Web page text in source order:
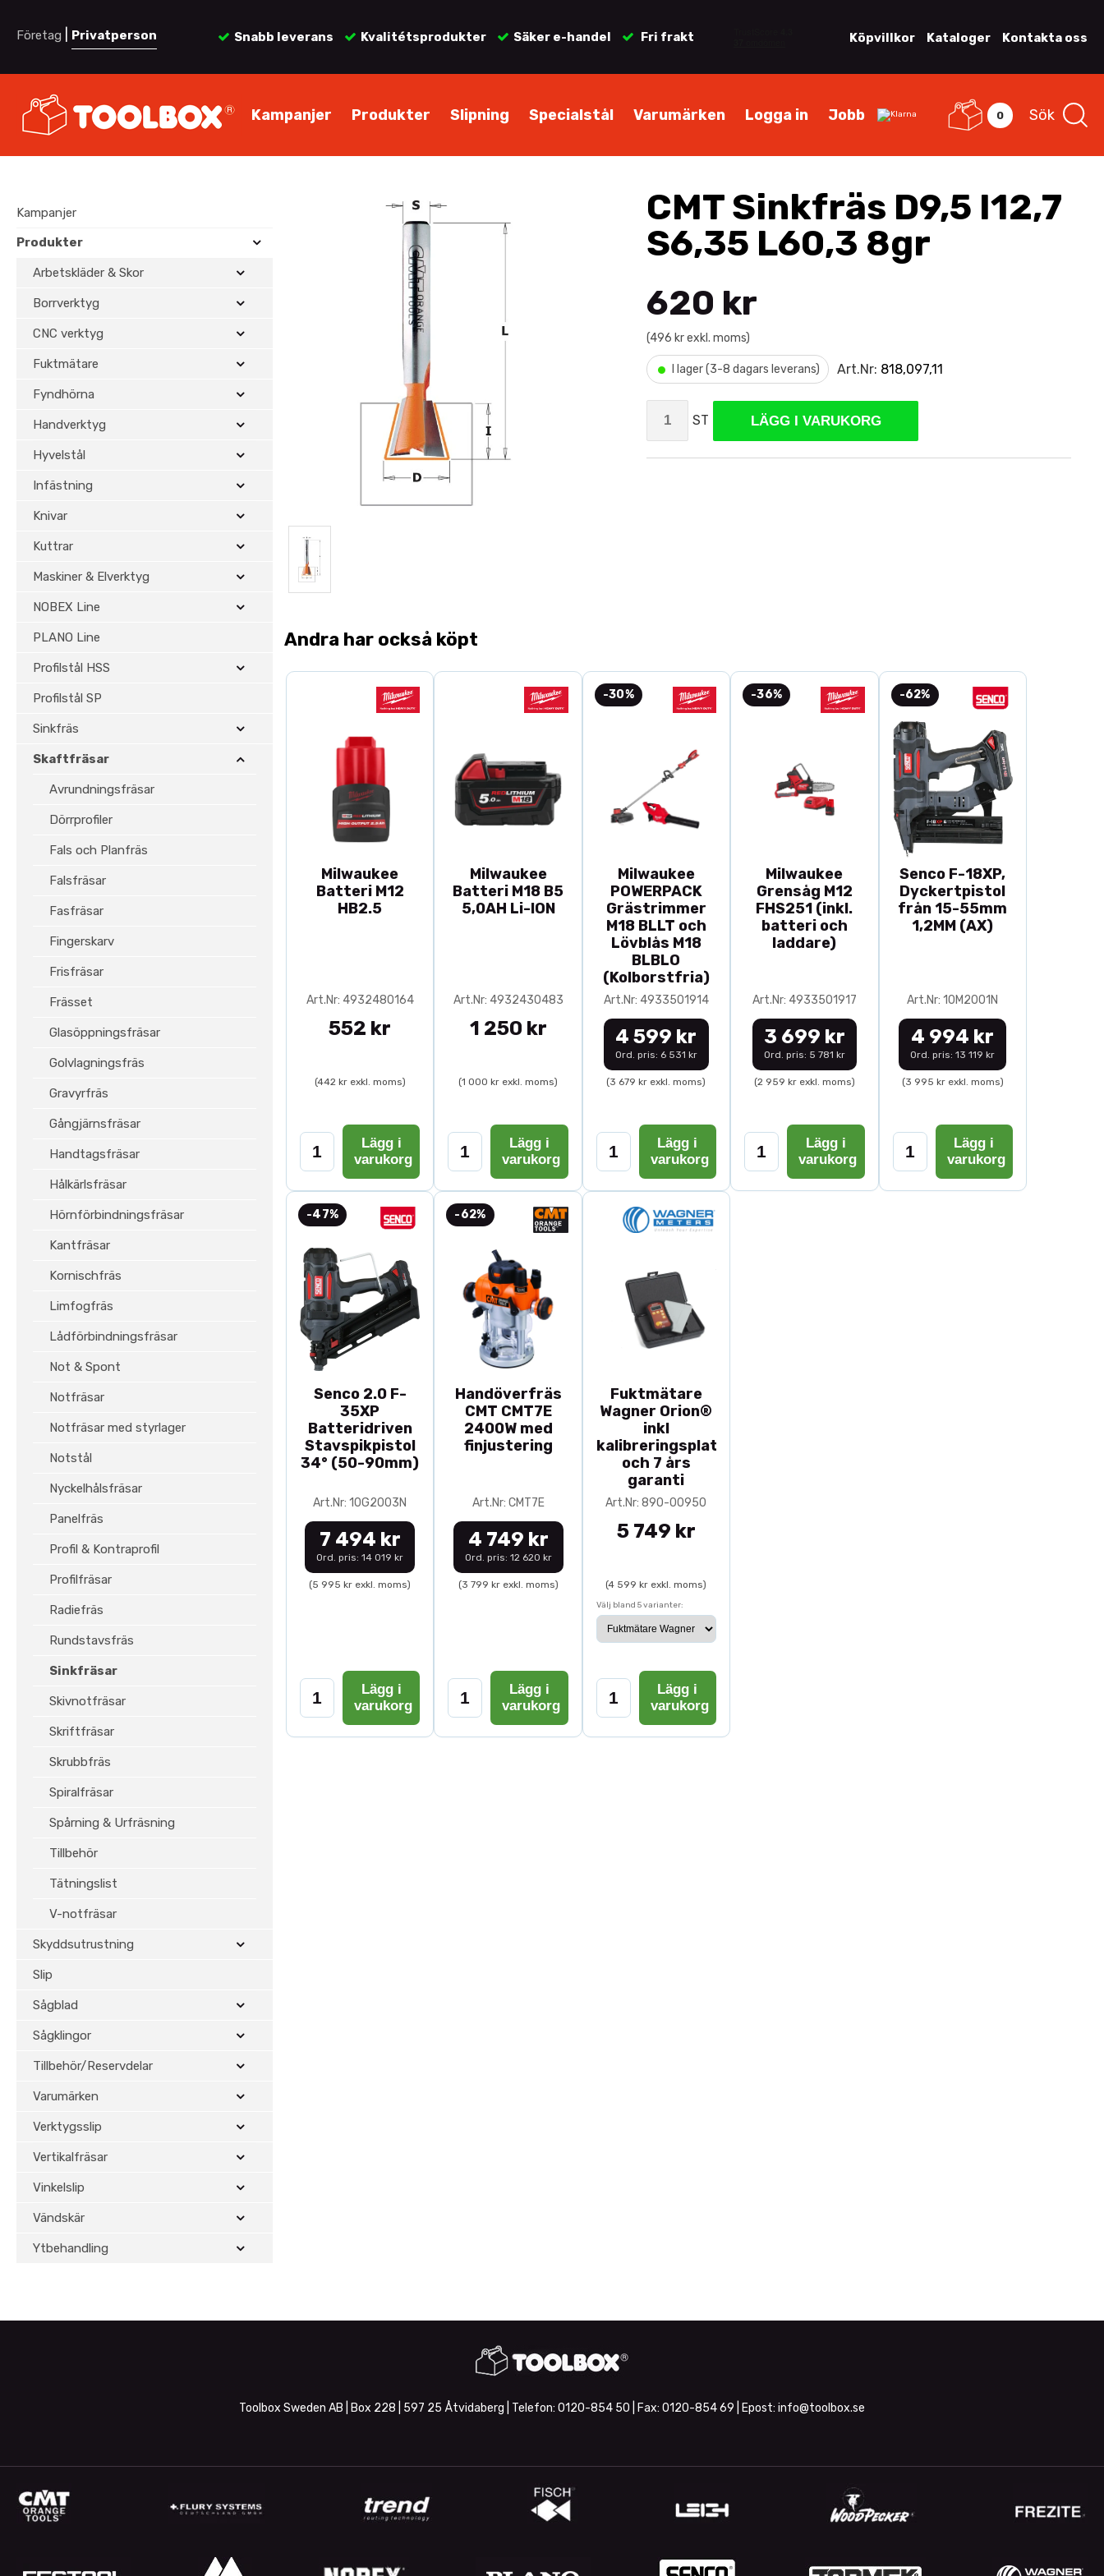
Företag Privatperson Snabb leverans Kvalitétsprodukter Säker e-handel Fri frakt Köpvillkor Kataloger Kontakta oss
Kampanjer Produkter Slipning Specialstål Varumärken Logga in Jobb 0 Sök
Kampanjer
Produkter
Arbetskläder & Skor
Borrverktyg
CNC verktyg
Fuktmätare
Fyndhörna
Handverktyg
Hyvelstål
Infästning
Knivar
Kuttrar
Maskiner & Elverktyg
NOBEX Line
PLANO Line
Profilstål HSS
Profilstål SP
Sinkfräs
Skaftfräsar
Avrundningsfräsar
Dörrprofiler
Fals och Planfräs
Falsfräsar
Fasfräsar
Fingerskarv
Frisfräsar
Frässet
Glasöppningsfräsar
Golvlagningsfräs
Gravyrfräs
Gångjärnsfräsar
Handtagsfräsar
Hålkärlsfräsar
Hörnförbindningsfräsar
Kantfräsar
Kornischfräs
Limfogfräs
Lådförbindningsfräsar
Not & Spont
Notfräsar
Notfräsar med styrlager
Notstål
Nyckelhålsfräsar
Panelfräs
Profil & Kontraprofil
Profilfräsar
Radiefräs
Rundstavsfräs
Sinkfräsar
Skivnotfräsar
Skriftfräsar
Skrubbfräs
Spiralfräsar
Spårning & Urfräsning
Tillbehör
Tätningslist
V-notfräsar
Skyddsutrustning
Slip
Sågblad
Sågklingor
Tillbehör/Reservdelar
Varumärken
Verktygsslip
Vertikalfräsar
Vinkelslip
Vändskär
Ytbehandling
CMT Sinkfräs D9,5 I12,7
S6,35 L60,3 8gr
620 kr
(496 kr exkl. moms)
• I lager (3-8 dagars leverans) Art.Nr: 818,097,11
ST LÄGG I VARUKORG
Andra har också köpt
Milwaukee
Batteri M12
HB2.5
Art.Nr: 4932480164
552 kr
(442 kr exkl. moms)
Lägg i
varukorg
Milwaukee
Batteri M18 B5
5,0AH Li-ION
Art.Nr: 4932430483
1 250 kr
(1 000 kr exkl. moms)
Lägg i
varukorg
-30%
Milwaukee
POWERPACK
Grästrimmer
M18 BLLT och
Lövblås M18
BLBLO
(Kolborstfria)
Art.Nr: 4933501914
4 599 kr
Ord. pris: 6 531 kr
(3 679 kr exkl. moms)
Lägg i
varukorg
-36%
Milwaukee
Grensåg M12
FHS251 (inkl.
batteri och
laddare)
Art.Nr: 4933501917
3 699 kr
Ord. pris: 5 781 kr
(2 959 kr exkl. moms)
Lägg i
varukorg
-62%
Senco F-18XP,
Dyckertpistol
från 15-55mm
1,2MM (AX)
Art.Nr: 10M2001N
4 994 kr
Ord. pris: 13 119 kr
(3 995 kr exkl. moms)
Lägg i
varukorg
-47%
Senco 2.0 F-
35XP
Batteridriven
Stavspikpistol
34° (50-90mm)
Art.Nr: 10G2003N
7 494 kr
Ord. pris: 14 019 kr
(5 995 kr exkl. moms)
Lägg i
varukorg
-62%
Handöverfräs
CMT CMT7E
2400W med
finjustering
Art.Nr: CMT7E
4 749 kr
Ord. pris: 12 620 kr
(3 799 kr exkl. moms)
Lägg i
varukorg
Fuktmätare
Wagner Orion®
inkl
kalibreringsplatta
och 7 års
garanti
Art.Nr: 890-00950
5 749 kr
(4 599 kr exkl. moms)
Välj bland 5 varianter:
Lägg i
varukorg
Toolbox Sweden AB | Box 228 | 597 25 Åtvidaberg | Telefon: 0120-854 50 | Fax: 0120-854 69 | Epost: info@toolbox.se